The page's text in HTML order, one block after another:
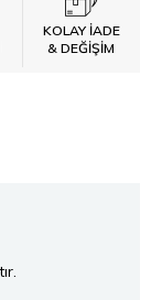
KOLAY İADE
& DEĞİŞİM